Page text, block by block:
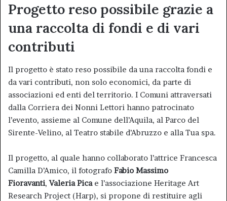
Progetto reso possibile grazie a
una raccolta di fondi e di vari
contributi
Il progetto è stato reso possibile da una raccolta fondi e
da vari contributi, non solo economici, da parte di
associazioni ed enti del territorio. I Comuni attraversati
dalla Corriera dei Nonni Lettori hanno patrocinato
l’evento, assieme al Comune dell’Aquila, al Parco del
Sirente-Velino, al Teatro stabile d’Abruzzo e alla Tua spa.
Il progetto, al quale hanno collaborato l’attrice Francesca
Camilla D’Amico, il fotografo Fabio Massimo
Fioravanti,Valeria Pica e l’associazione Heritage Art
Research Project (Harp), si propone di restituire agli